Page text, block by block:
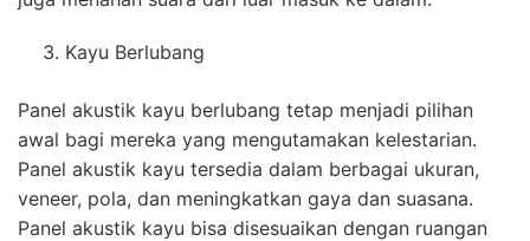
Kayu Berlubang
Panel akustik kayu berlubang tetap menjadi pilihan
awal bagi mereka yang mengutamakan kelestarian.
Panel akustik kayu tersedia dalam berbagai ukuran,
veneer, pola, dan meningkatkan gaya dan suasana.
Panel akustik kayu bisa disesuaikan dengan ruangan